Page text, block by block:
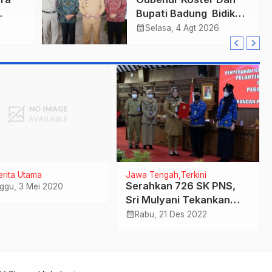
Bupati Badung Bidik
Obligasi Daerah :
calendar_monthSelasa, 4 Agt 2026
Utama
3 Mei 2020
Jawa Tengah Terkini
Serahkan 726 SK PNS,
Sri Mulyani Tekankan
Kedisiplinan
calendar_monthRabu, 21 Des 2022